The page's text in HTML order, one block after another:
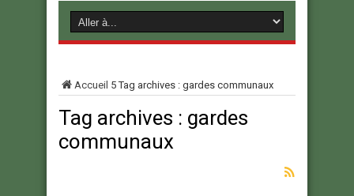
Accueil 5Tag archives : gardes communaux
Tag archives : gardes
communaux